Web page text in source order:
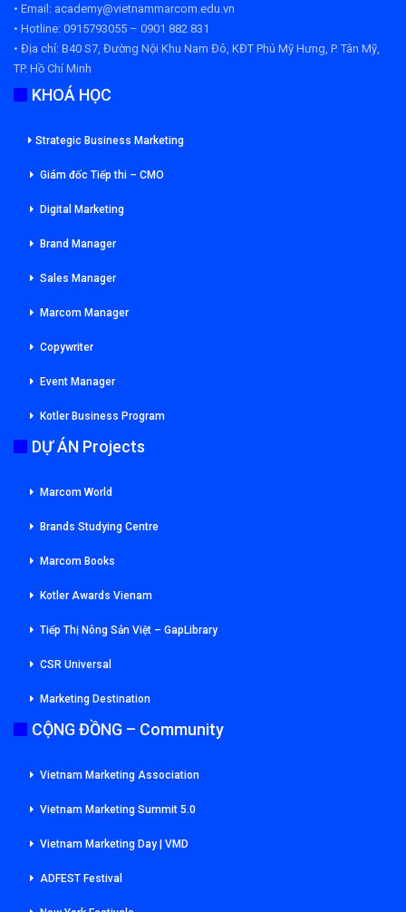
• Email: academy@vietnammarcom.edu.vn
• Hotline: 0915793055 – 0901 882 831
• Địa chỉ: B40 S7, Đường Nội Khu Nam Đô, KĐT Phú Mỹ Hưng, P. Tân Mỹ,
TP. Hồ Chí Minh
KHOÁ HỌC
Strategic Business Marketing
Giám đốc Tiếp thi – CMO
Digital Marketing
Brand Manager
Sales Manager
Marcom Manager
Copywriter
Event Manager
Kotler Business Program
DỰ ÁN Projects
Marcom World
Brands Studying Centre
Marcom Books
Kotler Awards Vienam
Tiếp Thị Nông Sản Việt – GapLibrary
CSR Universal
Marketing Destination
CỘNG ĐỒNG – Community
Vietnam Marketing Association
Vietnam Marketing Summit 5.0
Vietnam Marketing Day | VMD
ADFEST Festival